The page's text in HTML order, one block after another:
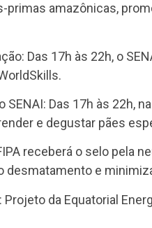
primas amazônicas,
Das 17h às 22h, o
Das 17h às 22h,
e degustar pães
receberá o selo pela
desmatamento e
Projeto da Equatorial